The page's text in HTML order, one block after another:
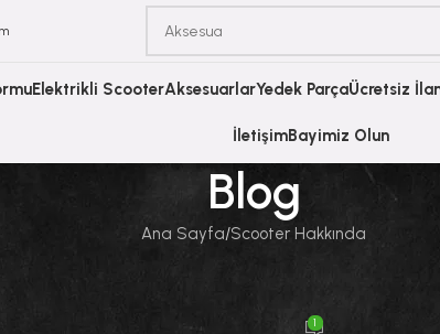
Elektrikli ScooterAksesuarlarYedek ParçaÜcretsiz
İletişimBayimiz Olun
Blog
Ana Sayfa Scooter Hakkında
1